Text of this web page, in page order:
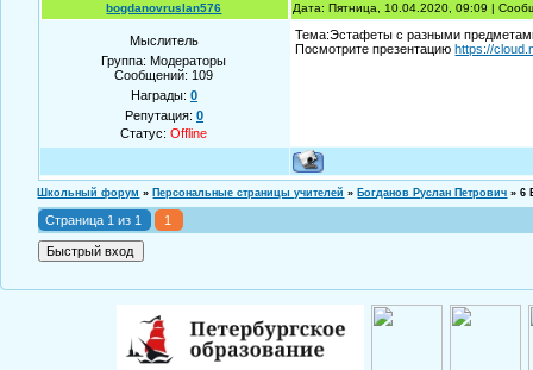
bogdanovruslan576 Дата: Пятница, 10.04.2020, 09:09 |
Мыслитель
Группа: Модераторы
Сообщений: 109
Награды: 0
Репутация: 0
Статус:Offline
Тема:Эстафеты с разными
Посмотрите презентациюhttps://
Школьный форум » Персональные страницы учителей » Богданов Руслан Петрович » 6
Страница 1 из 1 1